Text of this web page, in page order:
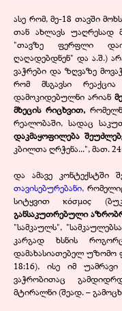
ასე რომ, მე-18 თავში
თან ახლავს უაღრესად
"თავზე ფერფლი
ღაღადებდნენ" და ა.შ.)
ვაჭრები და ზღვაზე
რომ მსგავსი
დამოკიდებულნი არიან
მხეცის რიცხვით,
რეალობაში, სადაც
დაკმაყოფილება
კბილთა ღრჭენა...", მათ.
და ამავე კონტექსტში
თავისებურებანი,
სიტყვით κόσμος
განსაკუთრებული
"სამკაულს",
კარგად ხსნის
დამახასიათებელ უზომო
18:16), ისე იმ
ვაჭრობითაც
მტირალნი (შეად. –